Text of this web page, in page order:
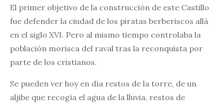
El primer objetivo de la construcción de este Castillo
fue defender la ciudad de los piratas berberiscos allá
en el siglo XVI. Pero al mismo tiempo controlaba la
población morisca del raval tras la reconquista por
parte de los cristianos.
Se pueden ver hoy en día restos de la torre, de un
aljibe que recogía el agua de la lluvia, restos de